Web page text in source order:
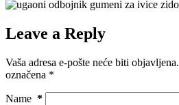
Leave a Reply
Vaša adresa e-pošte neće biti objavljena.
označena *
Name *